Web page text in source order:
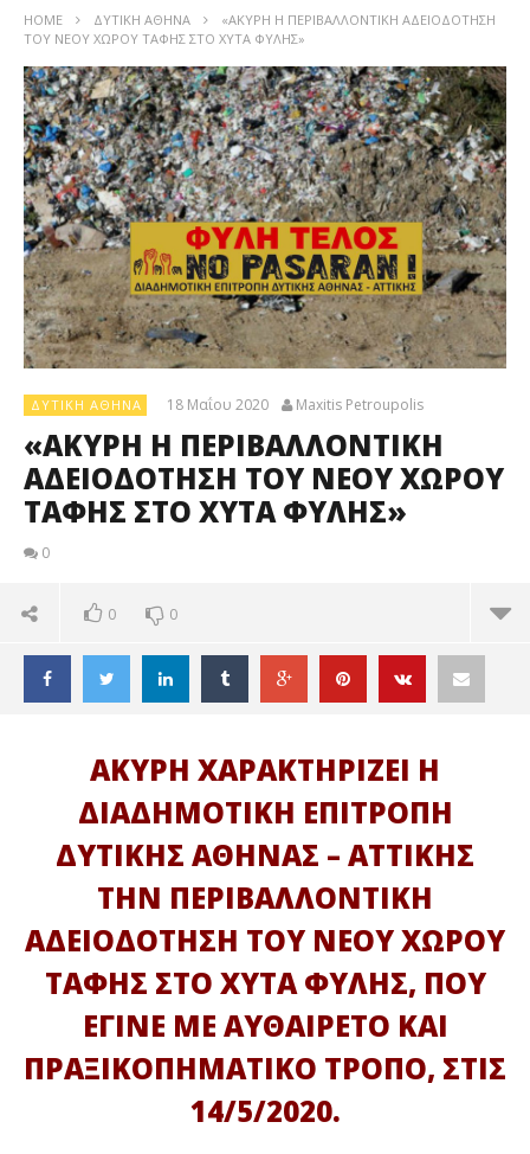
HOME ΔΥΤΙΚΉ ΑΘΉΝΑ
«ΑΚΥΡΗ Η ΠΕΡΙΒΑΛΛΟΝΤΙΚΗ ΑΔΕΙΟΔΟΤΗΣΗ
ΤΟΥ ΝΕΟΥ ΧΩΡΟΥ ΤΑΦΗΣ ΣΤΟ ΧΥΤΑ ΦΥΛΗΣ»
ΔΥΤΙΚΉ ΑΘΉΝΑ 18 Μαΐου 2020 Maxitis Petroupolis
«ΑΚΥΡΗ Η ΠΕΡΙΒΑΛΛΟΝΤΙΚΗ
ΑΔΕΙΟΔΟΤΗΣΗ ΤΟΥ ΝΕΟΥ ΧΩΡΟΥ
ΤΑΦΗΣ ΣΤΟ ΧΥΤΑ ΦΥΛΗΣ»
0
0 0
ΔΙΑΒΑΖΕΤΕ ΤΩΡΑ
«ΑΚΥΡΗ Η ΠΕΡΙΒΑΛΛΟΝΤΙΚΗ ΑΔΕΙΟΔΟΤΗΣΗ ΤΟΥ
ΝΕΟΥ ΧΩΡΟΥ ΤΑΦΗΣ ΣΤΟ ΧΥΤΑ ΦΥΛΗΣ»
ΑΚΥΡΗ ΧΑΡΑΚΤΗΡΙΖΕΙ Η
ΔΙΑΔΗΜΟΤΙΚΗ ΕΠΙΤΡΟΠΗ
ΔΥΤΙΚΗΣ ΑΘΗΝΑΣ – ΑΤΤΙΚΗΣ
ΤΗΝ ΠΕΡΙΒΑΛΛΟΝΤΙΚΗ
ΑΔΕΙΟΔΟΤΗΣΗ ΤΟΥ ΝΕΟΥ ΧΩΡΟΥ
ΤΑΦΗΣ ΣΤΟ ΧΥΤΑ ΦΥΛΗΣ, ΠΟΥ
ΕΓΙΝΕ ΜΕ ΑΥΘΑΙΡΕΤΟ ΚΑΙ
ΠΡΑΞΙΚΟΠΗΜΑΤΙΚΟ ΤΡΟΠΟ, ΣΤΙΣ
14/5/2020.